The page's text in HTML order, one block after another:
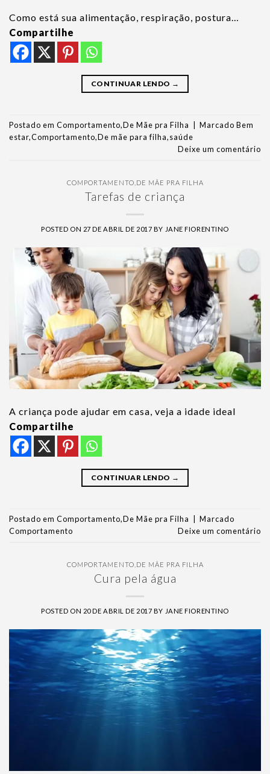
Como está sua alimentação, respiração, postura…
Compartilhe
CONTINUAR LENDO →
Postado em Comportamento,De Mãe pra Filha Marcado Bem
estar,Comportamento,De mãe para filha,saúde
Deixe um comentário
COMPORTAMENTO DE MÃE PRA FILHA
Tarefas de criança
POSTED ON 27 DE ABRIL DE 2017 BY JANE FIORENTINO
A criança pode ajudar em casa, veja a idade ideal
Compartilhe
CONTINUAR LENDO →
Postado em Comportamento,De Mãe pra Filha
Marcado
Comportamento
Deixe um comentário
COMPORTAMENTO DE MÃE PRA FILHA
Cura pela água
POSTED ON 20 DE ABRIL DE 2017 BY JANE FIORENTINO